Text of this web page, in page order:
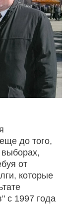
до того,
от
которые
с 1997 года